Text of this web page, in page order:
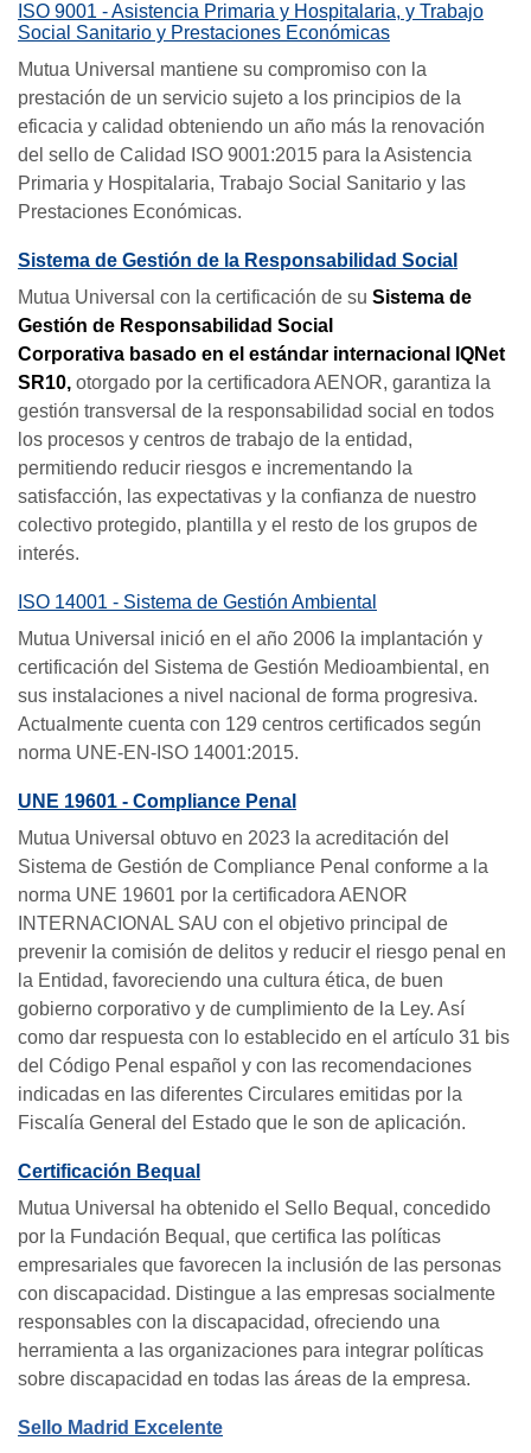
ISO 9001 - Asistencia Primaria y Hospitalaria, y Trabajo
Social Sanitario y Prestaciones Económicas
Mutua Universal mantiene su compromiso con la
prestación de un servicio sujeto a los principios de la
eficacia y calidad obteniendo un año más la renovación
del sello de Calidad ISO 9001:2015 para la Asistencia
Primaria y Hospitalaria, Trabajo Social Sanitario y las
Prestaciones Económicas.
Sistema de Gestión de la Responsabilidad Social
Mutua Universal con la certificación de su Sistema de
Gestión de Responsabilidad Social
Corporativa basado en el estándar internacional IQNet
SR10, otorgado por la certificadora AENOR, garantiza la
gestión transversal de la responsabilidad social en todos
los procesos y centros de trabajo de la entidad,
permitiendo reducir riesgos e incrementando la
satisfacción, las expectativas y la confianza de nuestro
colectivo protegido, plantilla y el resto de los grupos de
interés.
ISO 14001 - Sistema de Gestión Ambiental
Mutua Universal inició en el año 2006 la implantación y
certificación del Sistema de Gestión Medioambiental, en
sus instalaciones a nivel nacional de forma progresiva.
Actualmente cuenta con 129 centros certificados según
norma UNE-EN-ISO 14001:2015.
UNE 19601 - Compliance Penal
Mutua Universal obtuvo en 2023 la acreditación del
Sistema de Gestión de Compliance Penal conforme a la
norma UNE 19601 por la certificadora AENOR
INTERNACIONAL SAU con el objetivo principal de
prevenir la comisión de delitos y reducir el riesgo penal en
la Entidad, favoreciendo una cultura ética, de buen
gobierno corporativo y de cumplimiento de la Ley. Así
como dar respuesta con lo establecido en el artículo 31 bis
del Código Penal español y con las recomendaciones
indicadas en las diferentes Circulares emitidas por la
Fiscalía General del Estado que le son de aplicación.
Certificación Bequal
Mutua Universal ha obtenido el Sello Bequal, concedido
por la Fundación Bequal, que certifica las políticas
empresariales que favorecen la inclusión de las personas
con discapacidad. Distingue a las empresas socialmente
responsables con la discapacidad, ofreciendo una
herramienta a las organizaciones para integrar políticas
sobre discapacidad en todas las áreas de la empresa.
Sello Madrid Excelente